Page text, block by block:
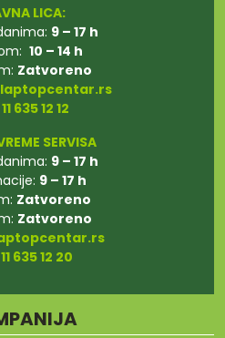
LICA:
9 – 17 h
10 – 14 h
Zatvoreno
635 12 12
SERVISA
9 – 17 h
9 – 17 h
Zatvoreno
Zatvoreno
635 12 20